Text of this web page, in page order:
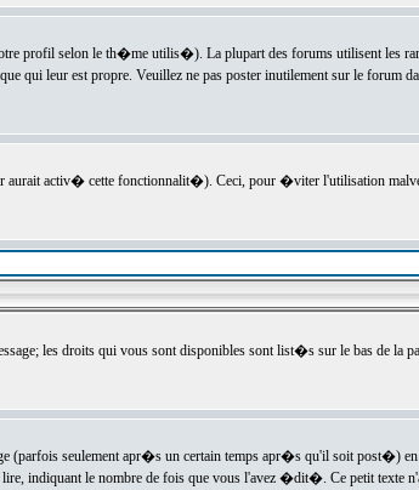
profil selon le th�me utilis�). La plupart des forums utilisent les
qui leur est propre. Veuillez ne pas poster inutilement sur le forum
activ� cette fonctionnalit�). Ceci, pour �viter l'utilisation
les droits qui vous sont disponibles sont list�s sur le bas de la
(parfois seulement apr�s un certain temps apr�s qu'il soit post�)
indiquant le nombre de fois que vous l'avez �dit�. Ce petit texte